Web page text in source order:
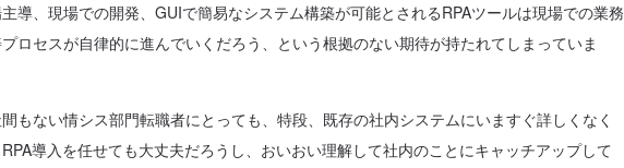
導、現場での開発、GUIで簡易なシステム構築が可能とされるRPAツールは現場での業務
ロセスが自律的に進んでいくだろう、という根拠のない期待が持たれてしまっていま
もない情シス部門転職者にとっても、特段、既存の社内システムにいますぐ詳しくなく
導入を任せても大丈夫だろうし、おいおい理解して社内のことにキャッチアップして